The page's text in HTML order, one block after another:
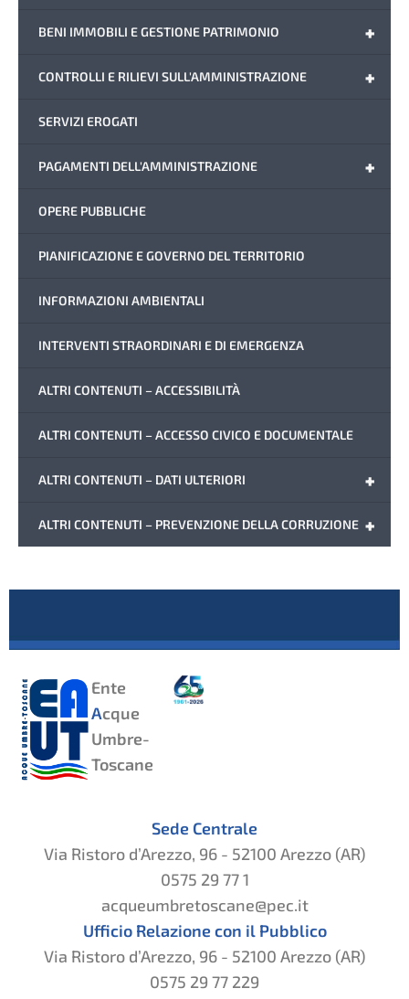
+
BENI IMMOBILI E GESTIONE PATRIMONIO
+
CONTROLLI E RILIEVI SULL'AMMINISTRAZIONE
SERVIZI EROGATI
+
PAGAMENTI DELL'AMMINISTRAZIONE
OPERE PUBBLICHE
PIANIFICAZIONE E GOVERNO DEL TERRITORIO
INFORMAZIONI AMBIENTALI
INTERVENTI STRAORDINARI E DI EMERGENZA
ALTRI CONTENUTI – ACCESSIBILITÀ
ALTRI CONTENUTI – ACCESSO CIVICO E DOCUMENTALE
+
ALTRI CONTENUTI – DATI ULTERIORI
+
ALTRI CONTENUTI – PREVENZIONE DELLA CORRUZIONE
Ente
Acque
Umbre-
Toscane
Sede Centrale
Via Ristoro d’Arezzo, 96 - 52100 Arezzo (AR)
0575 29 77 1
acqueumbretoscane@pec.it
Ufficio Relazione con il Pubblico
Via Ristoro d’Arezzo, 96 - 52100 Arezzo (AR)
0575 29 77 229